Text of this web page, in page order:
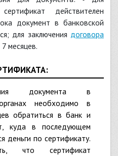
действителен
документ в банковской
для заключения договора
7 месяцев.
необходимо в
обратиться в банк и
куда в последующем
деньги по сертификату.
что сертификат